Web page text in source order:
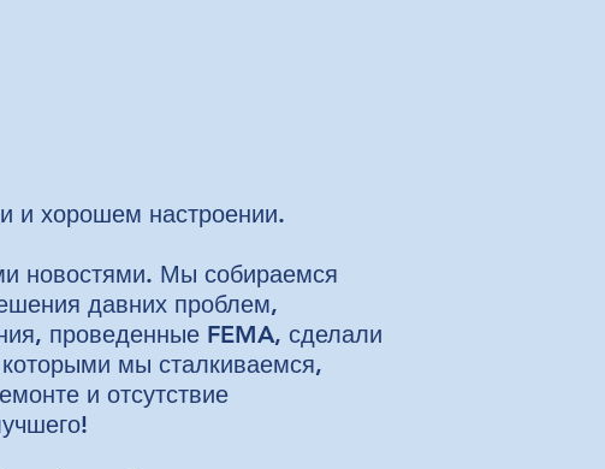
и хорошем настроении.
новостями. Мы собираемся
давних проблем,
проведенные FEMA, сделали
мы сталкиваемся,
и отсутствие